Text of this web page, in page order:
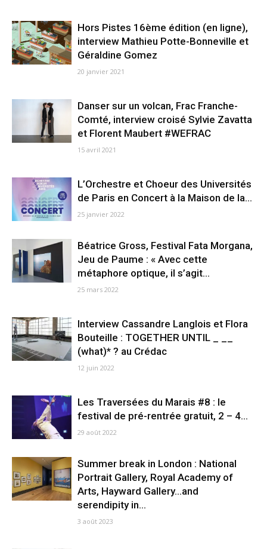
Hors Pistes 16ème édition (en ligne),
interview Mathieu Potte-Bonneville et
Géraldine Gomez
20 janvier 2021
Danser sur un volcan, Frac Franche-
Comté, interview croisé Sylvie Zavatta
et Florent Maubert #WEFRAC
15 avril 2021
L’Orchestre et Choeur des Universités
de Paris en Concert à la Maison de la...
25 janvier 2022
Béatrice Gross, Festival Fata Morgana,
Jeu de Paume : « Avec cette
métaphore optique, il s’agit...
25 mars 2022
Interview Cassandre Langlois et Flora
Bouteille : TOGETHER UNTIL _ __
(what)* ? au Crédac
12 juin 2022
Les Traversées du Marais #8 : le
festival de pré-rentrée gratuit, 2 – 4...
29 août 2022
Summer break in London : National
Portrait Gallery, Royal Academy of
Arts, Hayward Gallery…and
serendipity in...
3 août 2023